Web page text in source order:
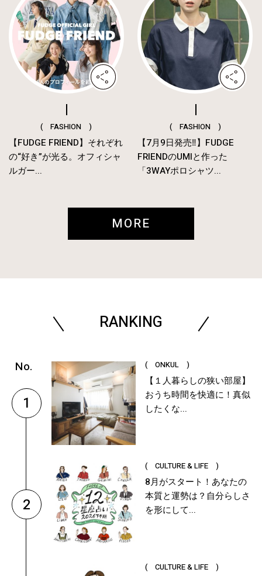
( FASHION )
【FUDGE FRIEND】それぞれ
の“好き”が光る。オフィシャ
ルガー...
( FASHION )
【7月9日発売‼︎】FUDGE
FRIENDのUMIと作った
「3WAYポロシャツ...
MORE
RANKING
1
( ONKUL )
【１人暮らしの狭い部屋】
おうち時間を快適に！真似
したくな...
2
( CULTURE & LIFE )
8月がスタート！あなたの
本質と運勢は？自分らしさ
を形にして...
( CULTURE & LIFE )